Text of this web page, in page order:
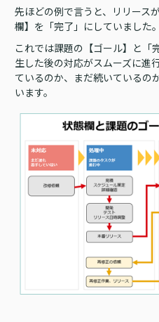
先ほどの例で言うと、リリース
欄】を「完了」にしていました。
これでは課題の【ゴール】と「
生した後の対応がスムーズに進
ているのか、まだ続いているの
います。